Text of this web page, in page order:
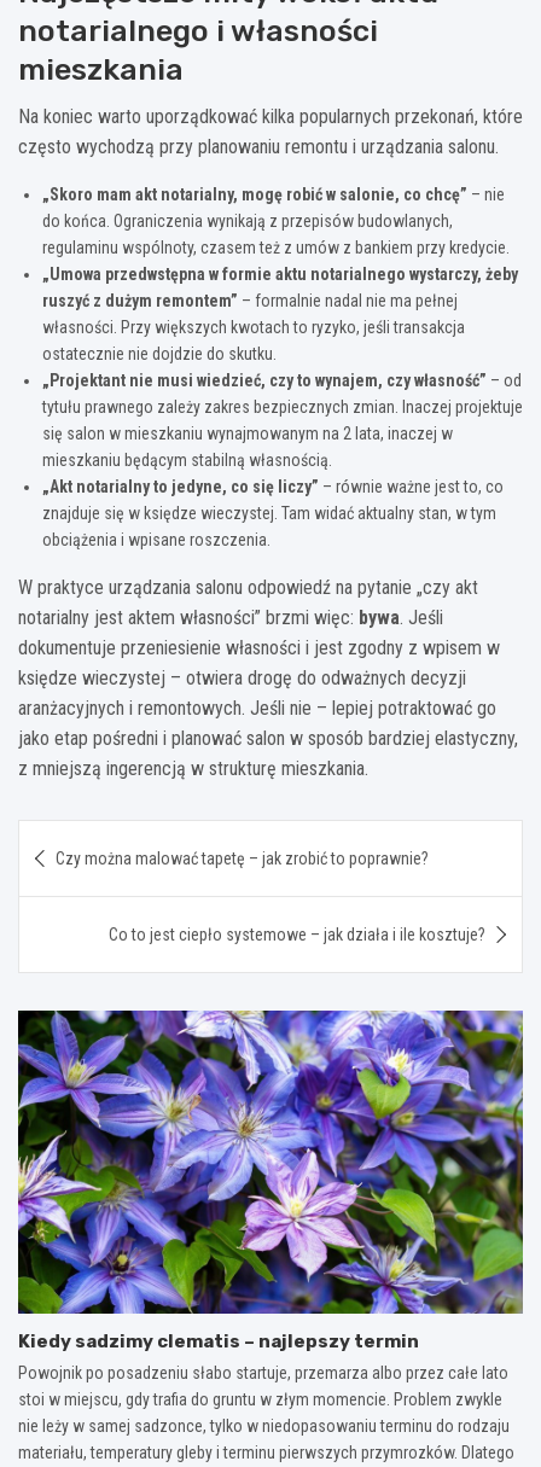
notarialnego i własności
mieszkania
Na koniec warto uporządkować kilka popularnych przekonań, które
często wychodzą przy planowaniu remontu i urządzania salonu.
„Skoro mam akt notarialny, mogę robić w salonie, co chcę” – nie
do końca. Ograniczenia wynikają z przepisów budowlanych,
regulaminu wspólnoty, czasem też z umów z bankiem przy kredycie.
„Umowa przedwstępna w formie aktu notarialnego wystarczy, żeby
ruszyć z dużym remontem” – formalnie nadal nie ma pełnej
własności. Przy większych kwotach to ryzyko, jeśli transakcja
ostatecznie nie dojdzie do skutku.
„Projektant nie musi wiedzieć, czy to wynajem, czy własność” – od
tytułu prawnego zależy zakres bezpiecznych zmian. Inaczej projektuje
się salon w mieszkaniu wynajmowanym na 2 lata, inaczej w
mieszkaniu będącym stabilną własnością.
„Akt notarialny to jedyne, co się liczy” – równie ważne jest to, co
znajduje się w księdze wieczystej. Tam widać aktualny stan, w tym
obciążenia i wpisane roszczenia.
W praktyce urządzania salonu odpowiedź na pytanie „czy akt
notarialny jest aktem własności” brzmi więc: bywa. Jeśli
dokumentuje przeniesienie własności i jest zgodny z wpisem w
księdze wieczystej – otwiera drogę do odważnych decyzji
aranżacyjnych i remontowych. Jeśli nie – lepiej potraktować go
jako etap pośredni i planować salon w sposób bardziej elastyczny,
z mniejszą ingerencją w strukturę mieszkania.
wpisu
Czy można malować tapetę – jak zrobić to poprawnie?
Co to jest ciepło systemowe – jak działa i ile kosztuje?
Kiedy sadzimy clematis – najlepszy termin
Powojnik po posadzeniu słabo startuje, przemarza albo przez całe lato
stoi w miejscu, gdy trafia do gruntu w złym momencie. Problem zwykle
nie leży w samej sadzonce, tylko w niedopasowaniu terminu do rodzaju
materiału, temperatury gleby i terminu pierwszych przymrozków. Dlatego